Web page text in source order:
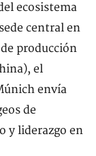
ecosistema
central en
producción
el
envía
de
y liderazgo en